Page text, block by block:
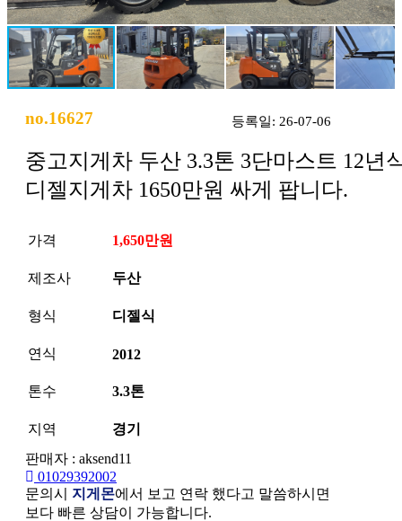
no.16627 등록일: 26-07-06
중고지게차 두산 3.3톤 3단마스트 12년
디젤지게차 1650만원 싸게 팝니다.
가격 1,650만원
제조사 두산
형식 디젤식
연식 2012
톤수 3.3톤
지역
경기
판매자 : aksend11
01029392002
문의시 지게몬에서 보고 연락 했다고 말씀하시면
보다 빠른 상담이 가능합니다.